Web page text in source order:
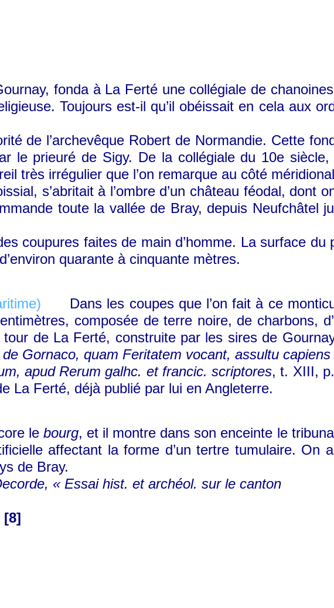
fonda à La Ferté une collégiale de
Toujours est-il qu’il obéissait en cela aux
de l’archevêque Robert de Normandie. Cette
le prieuré de Sigy. De la collégiale du 10e siècle,
très irrégulier que l’on remarque au côté
s’abritait à l’ombre d’un château féodal, dont
toute la vallée de Bray, depuis Neufchâtel
faites de main d’homme. La surface du
quarante à cinquante mètres.
Dans les coupes que l’on fait à ce
composée de terre noire, de charbons,
de La Ferté, construite par les sires de
Gornaco, quam Feritatem vocant, assultu
apud Rerum galhc. et francic. scriptores, t. XIII,
La Ferté, déjà publié par lui en Angleterre.
lebourg, et il montre dans son enceinte le
affectant la forme d’un tertre tumulaire. On
de Bray.
« Essai hist. et archéol. sur le canton
[8]